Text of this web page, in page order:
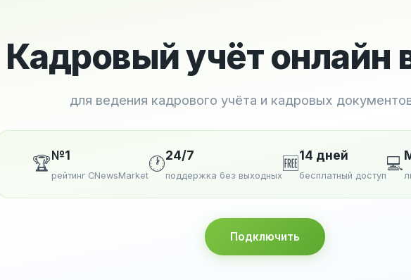
Кадровый учёт онлайн
для ведения кадрового учёта и кадровых
🏆№1
рейтинг CNewsMarket
🕐24/7
поддержка без выходных
🆓14 дней
бесплатный доступ
💻
Подключить